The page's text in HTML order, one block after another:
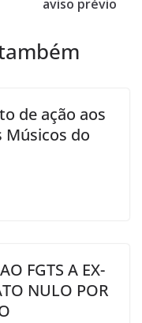
aviso prévio
de ação aos
Músicos do
FGTS A EX-
NULO POR